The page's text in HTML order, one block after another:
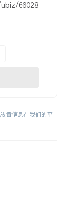
66028
置信息在我们的平